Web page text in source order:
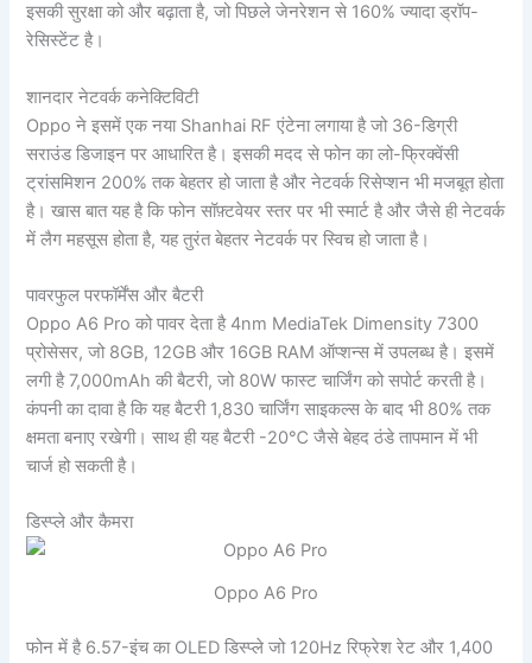
इसकी सुरक्षा को और बढ़ाता है, जो पिछले जेनरेशन से 160% ज्यादा ड्रॉप-
रेसिस्टेंट है।
शानदार नेटवर्क कनेक्टिविटी
Oppo ने इसमें एक नया Shanhai RF एंटेना लगाया है जो 36-डिग्री
सराउंड डिजाइन पर आधारित है। इसकी मदद से फोन का लो-फ्रिक्वेंसी
ट्रांसमिशन 200% तक बेहतर हो जाता है और नेटवर्क रिसेप्शन भी मजबूत होता
है। खास बात यह है कि फोन सॉफ़्टवेयर स्तर पर भी स्मार्ट है और जैसे ही नेटवर्क
में लैग महसूस होता है, यह तुरंत बेहतर नेटवर्क पर स्विच हो जाता है।
पावरफुल परफॉर्मेंस और बैटरी
Oppo A6 Pro को पावर देता है 4nm MediaTek Dimensity 7300
प्रोसेसर, जो 8GB, 12GB और 16GB RAM ऑप्शन्स में उपलब्ध है। इसमें
लगी है 7,000mAh की बैटरी, जो 80W फास्ट चार्जिंग को सपोर्ट करती है।
कंपनी का दावा है कि यह बैटरी 1,830 चार्जिंग साइकल्स के बाद भी 80% तक
क्षमता बनाए रखेगी। साथ ही यह बैटरी -20℃ जैसे बेहद ठंडे तापमान में भी
चार्ज हो सकती है।
डिस्प्ले और कैमरा
Oppo A6 Pro
फोन में है 6.57-इंच का OLED डिस्प्ले जो 120Hz रिफ्रेश रेट और 1,400